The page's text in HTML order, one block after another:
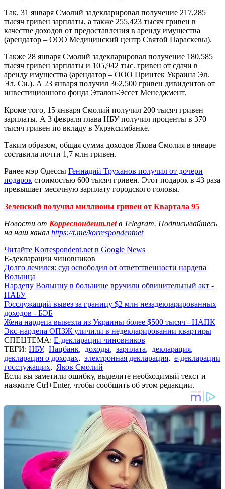
Так, 31 января Смолий задекларировал получение 217,285
тысяч гривен зарплаты, а также 255,423 тысяч гривен в
качестве доходов от предоставления в аренду имущества
(арендатор – ООО Медицинский центр Святой Параскевы).
Также 28 января Смолий задекларировал получение 180,585
тысяч гривен зарплаты и 105,942 тыс. гривен от сдачи в
аренду имущества (арендатор – ООО Принтек Украина Эл.
Эл. Си.). А 23 января получил 362,500 гривен дивидентов от
инвестиционного фонда Эталон-Эссет Менеджмент.
Кроме того, 15 января Смолий получил 200 тысяч гривен
зарплаты. А 3 февраля глава НБУ получил проценты в 370
тысяч гривен по вкладу в Укрэксимбанке.
Таким образом, общая сумма доходов Якова Смолия в январе
составила почти 1,7 млн гривен.
Ранее мэр Одессы Геннадий Труханов получил от дочери
подарок стоимостью 600 тысяч гривен. Этот подарок в 43 раза
превышает месячную зарплату городского головы.
Зеленский получил миллионы гривен от Квартала 95
Новости от Корреспондент.netв Telegram. Подписывайтесь
на наш канал https://t.me/korrespondentnet
Читайте Korrespondent.net в Google News
Е-декларации чиновников
Долго лечился: суд освободил от ответственности нардепа
Волынца
Нардепу Волынцу в больнице вручили обвинительный акт -
НАБУ
Госслужащий вывез за границу $2 млн незадекларированных
доходов - БЭБ
Жена нардепа вывезла из Украины более $500 тысяч - НАПК
Экс-нардепа ОПЗЖ уличили в недекларировании квартиры
СПЕЦТЕМА: Е-декларации чиновников
ТЕГИ: НБУ, Нацбанк, доходы, зарплата, декларация,
декларация о доходах, электронная декларация, е-декларации
госслужащих, Яков Смолий
Если вы заметили ошибку, выделите необходимый текст и
нажмите Ctrl+Enter, чтобы сообщить об этом редакции.